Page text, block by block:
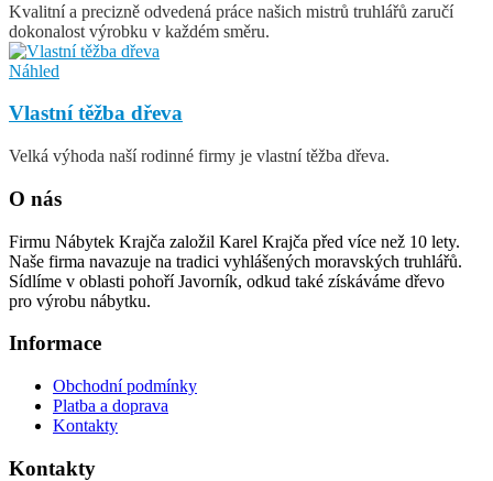
Kvalitní a precizně odvedená práce našich mistrů truhlářů zaručí
dokonalost výrobku v každém směru.
Náhled
Vlastní těžba dřeva
Velká výhoda naší rodinné firmy je vlastní těžba dřeva.
O nás
Firmu Nábytek Krajča založil Karel Krajča před více než 10 lety.
Naše firma navazuje na tradici vyhlášených moravských truhlářů.
Sídlíme v oblasti pohoří Javorník, odkud také získáváme dřevo
pro výrobu nábytku.
Informace
Obchodní podmínky
Platba a doprava
Kontakty
Kontakty